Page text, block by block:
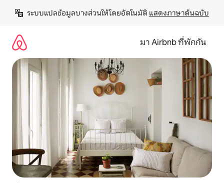
เนื้อหา
ระบบแปลข้อมูลบางส่วนให้โดยอัตโนมัติ แสดงภาษาต้นฉบับ
มา Airbnb ที่พักกัน